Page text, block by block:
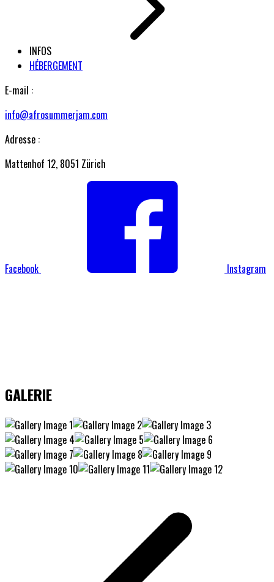
INFOS
HÉBERGEMENT
E-mail :
info@afrosummerjam.com
Adresse :
Mattenhof 12, 8051 Zürich
Facebook Instagram
GALERIE